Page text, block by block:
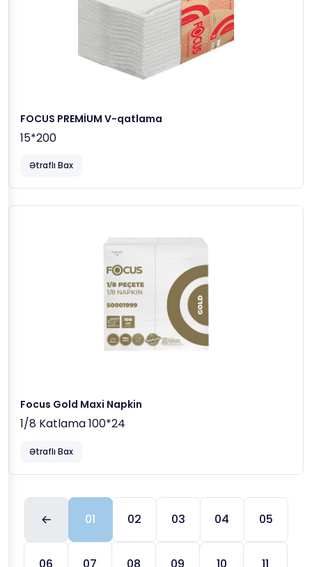
FOCUS PREMİUM V-qatlama
15*200
Ətraflı Bax
Focus Gold Maxi Napkin
1/8 Katlama 100*24
Ətraflı Bax
01 02 03 04 05
06 07 08 09 10 11